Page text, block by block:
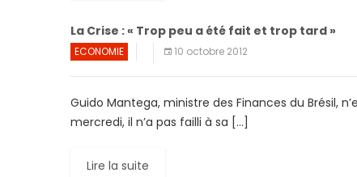
La Crise : « Trop peu a été fait et trop tard »
ECONOMIE 10 octobre 2012
Guido Mantega, ministre des Finances du Brésil,
mercredi, il n’a pas failli à sa […]
Lire la suite